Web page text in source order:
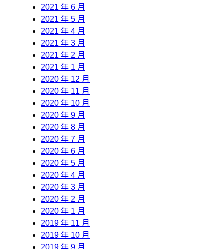
2021 年 6 月
2021 年 5 月
2021 年 4 月
2021 年 3 月
2021 年 2 月
2021 年 1 月
2020 年 12 月
2020 年 11 月
2020 年 10 月
2020 年 9 月
2020 年 8 月
2020 年 7 月
2020 年 6 月
2020 年 5 月
2020 年 4 月
2020 年 3 月
2020 年 2 月
2020 年 1 月
2019 年 11 月
2019 年 10 月
2019 年 9 月